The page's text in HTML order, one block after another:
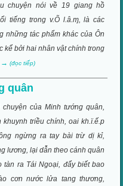
chuyện nói về 19 giang hồ
tiếng trong v.Õ l.â.ɱ, là các
những tác phẩm khác của Ôn
kể bởi hai nhân vật chính trong
→(đọc tiếp)
quân
chuyện của Minh tướng quân,
khuynh triều chính, oai kh.ï.ế.p
ngừng ra tay bài trừ dị kỉ,
lương, lại dẫn theo cánh quân
tàn ra Tái Ngoại, đẩy biết bao
cơn nước lửa tang thương,